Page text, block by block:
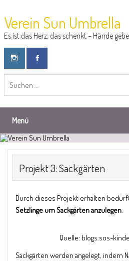
Verein Sun Umbrella
Es ist das Herz, das schenkt – Hände
Menü
Projekt 3: Sackgärten
Durch dieses Projekt erhalten
Setzlinge um Sackgärten anzulegen.
Quelle: blogs.sos-
Sackgärten werden angelegt, indem